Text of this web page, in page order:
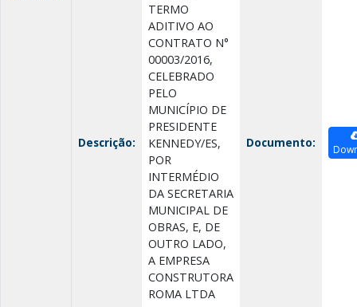
Descrição:
TERMO
ADITIVO AO
CONTRATO N°
00003/2016,
CELEBRADO
PELO
MUNICÍPIO DE
PRESIDENTE
KENNEDY/ES,
POR
INTERMÉDIO
DA SECRETARIA
MUNICIPAL DE
OBRAS, E, DE
OUTRO LADO,
A EMPRESA
CONSTRUTORA
ROMA LTDA
Documento: